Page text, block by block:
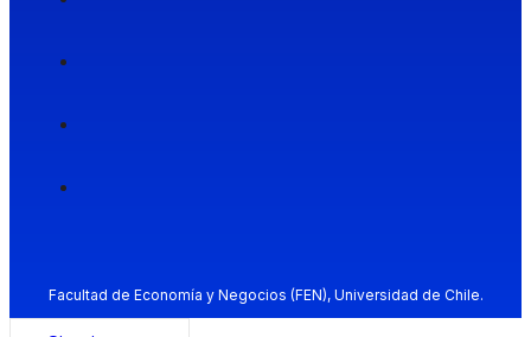
Facultad de Economía y Negocios (FEN), Universidad de Chile.